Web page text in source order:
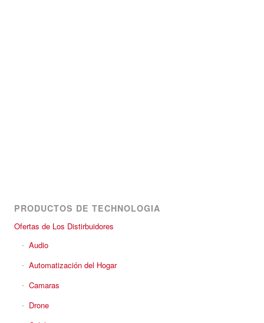
PRODUCTOS DE TECHNOLOGIA
Ofertas de Los Distirbuidores
Audio
Automatización del Hogar
Camaras
Drone